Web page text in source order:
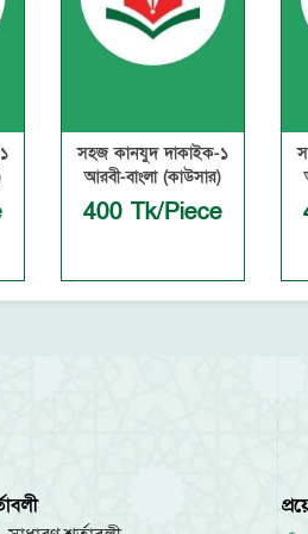
সহজ কানযুদ দাকাইক-১
আরবী-বাংলা (কাউসার)
400 Tk/Piece